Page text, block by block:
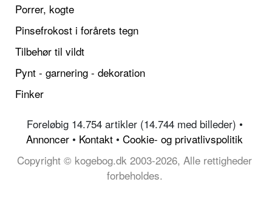
Porrer, kogte
Pinsefrokost i forårets tegn
Tilbehør til vildt
Pynt - garnering - dekoration
Finker
Foreløbig 14.754 artikler (14.744 med billeder) •
Annoncer • Kontakt • Cookie- og privatlivspolitik
Copyright © kogebog.dk 2003-2026, Alle rettigheder
forbeholdes.